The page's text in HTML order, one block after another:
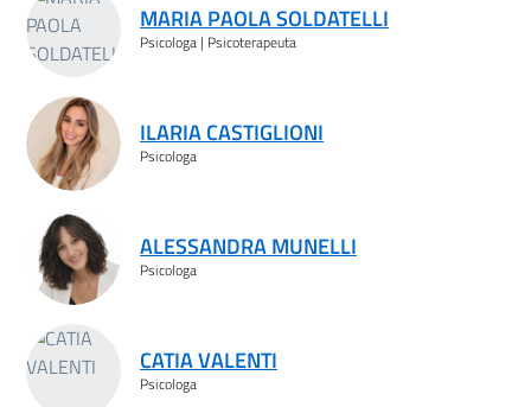
MARIA PAOLA SOLDATELLI
Psicologa | Psicoterapeuta
ILARIA CASTIGLIONI
Psicologa
ALESSANDRA MUNELLI
Psicologa
CATIA VALENTI
Psicologa